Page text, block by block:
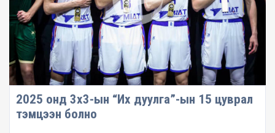
2025 онд 3х3-ын “Их дуулга”-ын 15 цуврал
тэмцээн болно